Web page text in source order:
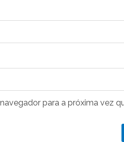
para a próxima vez